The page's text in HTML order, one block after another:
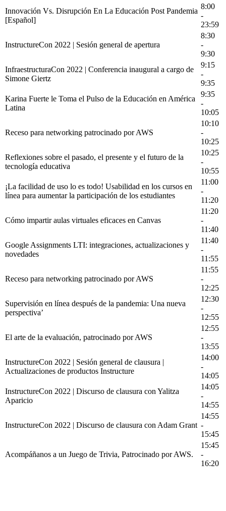
Innovación Vs. Disrupción En La Educación Post Pandemia
[Español]
8:00
-
23:59
InstructureCon 2022 | Sesión general de apertura
8:30
-
9:30
InfraestructuraCon 2022 | Conferencia inaugural a cargo de
Simone Giertz
9:15
-
9:35
Karina Fuerte le Toma el Pulso de la Educación en América
Latina
9:35
-
10:05
Receso para networking patrocinado por AWS
10:10
-
10:25
Reflexiones sobre el pasado, el presente y el futuro de la
tecnología educativa
10:25
-
10:55
¡La facilidad de uso lo es todo! Usabilidad en los cursos en
línea para aumentar la participación de los estudiantes
11:00
-
11:20
Cómo impartir aulas virtuales eficaces en Canvas
11:20
-
11:40
Google Assignments LTI: integraciones, actualizaciones y
novedades
11:40
-
11:55
Receso para networking patrocinado por AWS
11:55
-
12:25
Supervisión en línea después de la pandemia: Una nueva
perspectiva’
12:30
-
12:55
El arte de la evaluación, patrocinado por AWS
12:55
-
13:55
InstructureCon 2022 | Sesión general de clausura |
Actualizaciones de productos Instructure
14:00
-
14:05
InstructureCon 2022 | Discurso de clausura con Yalitza
Aparicio
14:05
-
14:55
InstructureCon 2022 | Discurso de clausura con Adam Grant
14:55
-
15:45
Acompáñanos a un Juego de Trivia, Patrocinado por AWS.
15:45
-
16:20